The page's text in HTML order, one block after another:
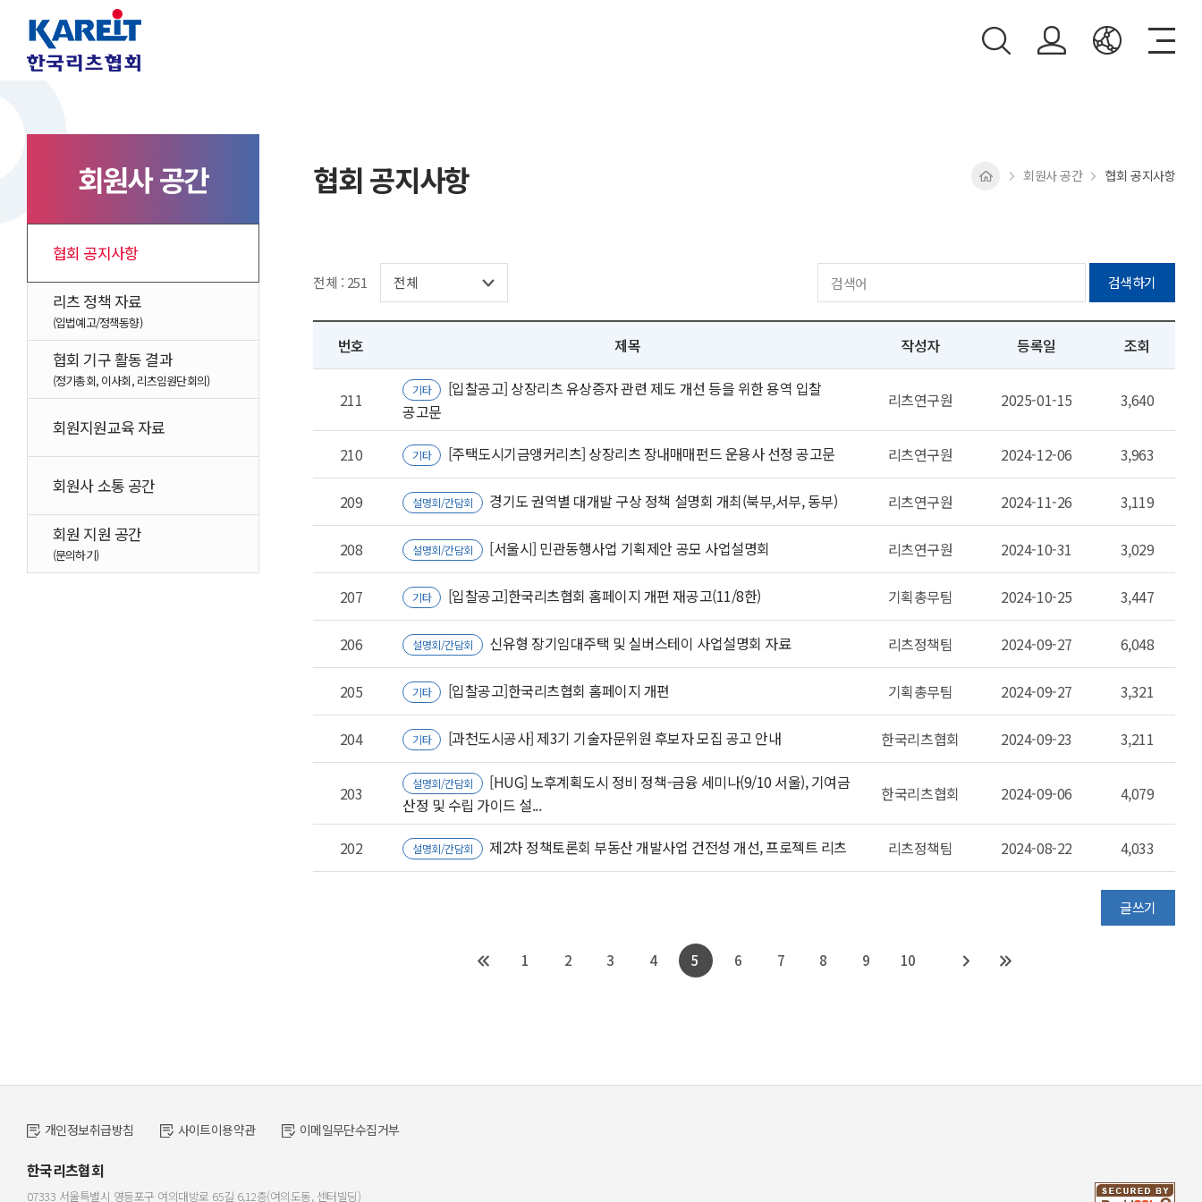
회원사 공간
협회 공지사항
리츠 정책 자료
(입법예고/정책동향)
협회 기구 활동 결과
(정기총회, 이사회, 리츠임원단회의)
회원지원교육 자료
회원사 소통 공간
회원 지원 공간
(문의하기)
협회 공지사항 회원사 공간 협회 공지사항
전체 : 251 검색하기
번호 제목 작성자 등록일 조회
211 기타
[입찰공고] 상장리츠 유상증자 관련 제도 개선 등을 위한 용역 입찰
공고문
리츠연구원 2025-01-15 3,640
210 기타 [주택도시기금앵커리츠] 상장리츠 장내매매펀드 운용사 선정 공고문 리츠연구원 2024-12-06 3,963
209 설명회/간담회 경기도 권역별 대개발 구상 정책 설명회 개최(북부,서부, 동부) 리츠연구원 2024-11-26 3,119
208 설명회/간담회 [서울시] 민관동행사업 기획제안 공모 사업설명회 리츠연구원 2024-10-31 3,029
207 기타 [입찰공고]한국리츠협회 홈페이지 개편 재공고(11/8한) 기획총무팀 2024-10-25 3,447
206 설명회/간담회 신유형 장기임대주택 및 실버스테이 사업설명회 자료 리츠정책팀 2024-09-27 6,048
205 기타 [입찰공고]한국리츠협회 홈페이지 개편 기획총무팀 2024-09-27 3,321
204 기타 [과천도시공사] 제3기 기술자문위원 후보자 모집 공고 안내 한국리츠협회 2024-09-23 3,211
203 설명회/간담회
[HUG] 노후계획도시 정비 정책-금융 세미나(9/10 서울), 기여금
산정 및 수립 가이드 설...
한국리츠협회 2024-09-06 4,079
202 설명회/간담회 제2차 정책토론회 부동산 개발사업 건전성 개선, 프로젝트 리츠 리츠정책팀 2024-08-22 4,033
글쓰기
1 2 3 4 5 6 7 8 9 10
개인정보취급방침 사이트이용약관 이메일무단수집거부
한국리츠협회
07333 서울특별시 영등포구 여의대방로 65길 6,12층(여의도동, 센터빌딩)